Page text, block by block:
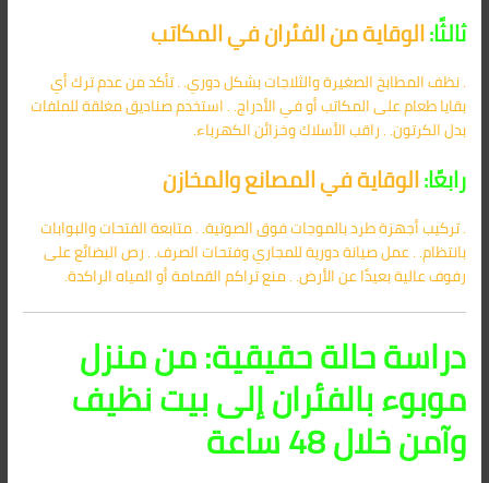
ثالثًا:الوقاية من الفئران في المكاتب
. نظف المطابخ الصغيرة والثلاجات بشكل دوري. . تأكد من عدم ترك أي
بقايا طعام على المكاتب أو في الأدراج. . استخدم صناديق مغلقة للملفات
بدل الكرتون. . راقب الأسلاك وخزائن الكهرباء.
رابعًا:الوقاية في المصانع والمخازن
. تركيب أجهزة طرد بالموجات فوق الصوتية. . متابعة الفتحات والبوابات
بانتظام. . عمل صيانة دورية للمجاري وفتحات الصرف. . رص البضائع على
رفوف عالية بعيدًا عن الأرض. . منع تراكم القمامة أو المياه الراكدة.
دراسة حالة حقيقية: من منزل
موبوء بالفئران إلى بيت نظيف
وآمن خلال 48 ساعة